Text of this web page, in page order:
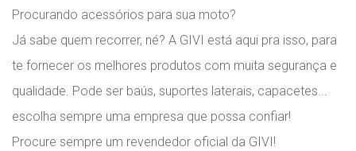
Procurando acessórios para sua moto?
Já sabe quem recorrer, né? A GIVI está aqui pra isso, para
te fornecer os melhores produtos com muita segurança e
qualidade. Pode ser baús, suportes laterais, capacetes...
escolha sempre uma empresa que possa confiar!
Procure sempre um revendedor oficial da GIVI!